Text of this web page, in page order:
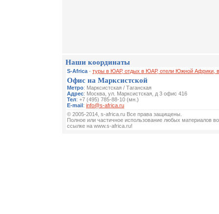
Наши координаты
S-Africa - туры в ЮАР, отдых в ЮАР, отели Южной Африки,
Офис на Марксистской
Метро: Марксистская / Таганская
Адрес: Москва, ул. Марксистская, д 3 офис 416
Тел: +7 (495) 785-88-10 (мн.)
E-mail: info@s-africa.ru
© 2005-2014, s-africa.ru Все права защищены.
Полное или частичное использование любых материалов
ссылке на www.s-africa.ru!